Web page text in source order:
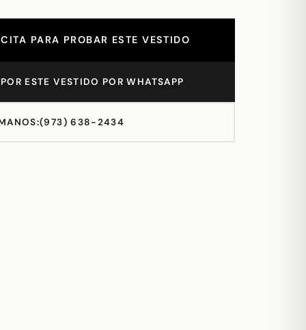
PARA PROBAR ESTE VESTIDO
ESTE VESTIDO POR WHATSAPP
(973) 638-2434